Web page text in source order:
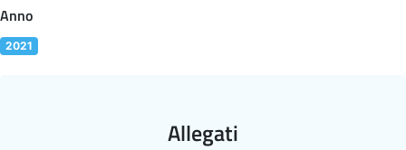
Anno
2021
Allegati